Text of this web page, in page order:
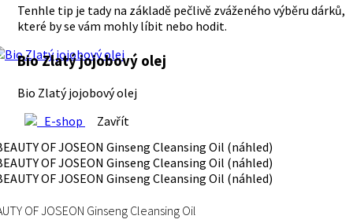
Tenhle tip je tady na základě pečlivě zváženého výběru dárků,
které by se vám mohly líbit nebo hodit.
Bio Zlatý jojobový olej
Bio Zlatý jojobový olej
E-shop
Zavřít
OF JOSEON Ginseng Cleansing Oil